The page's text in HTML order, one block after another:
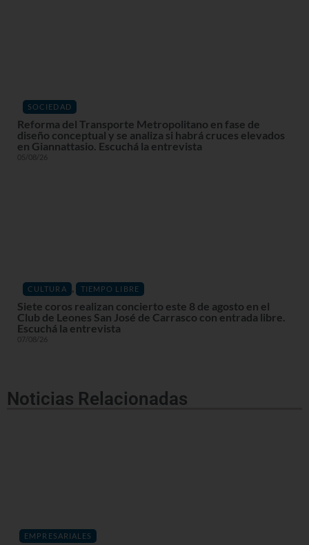
SOCIEDAD
Reforma del Transporte Metropolitano en fase de
diseño conceptual y se analiza si habrá cruces elevados
en Giannattasio. Escuchá la entrevista
05/08/26
CULTURA , TIEMPO LIBRE
Siete coros realizan concierto este 8 de agosto en el
Club de Leones San José de Carrasco con entrada libre.
Escuchá la entrevista
07/08/26
Noticias Relacionadas
EMPRESARIALES